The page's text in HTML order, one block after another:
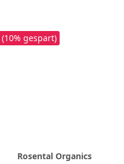
(10% gespart)
Rosental Organics